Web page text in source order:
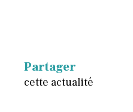
Partager
cette actualité